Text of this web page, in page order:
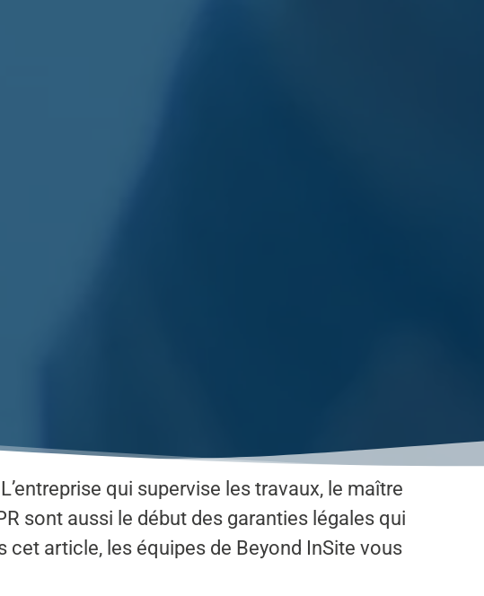
qui supervise les travaux, le maître
sont aussi le début des garanties légales qui
cet article, les équipes de Beyond InSite vous